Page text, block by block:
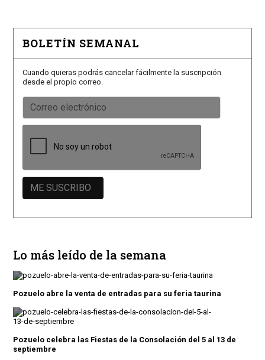
BOLETÍN SEMANAL
Cuando quieras podrás cancelar fácilmente la suscripción
desde el propio correo.
Lo más leído de la semana
Pozuelo abre la venta de entradas para su feria taurina
Pozuelo celebra las Fiestas de la Consolación del 5 al 13 de
septiembre